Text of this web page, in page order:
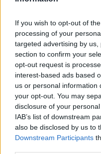
If you wish to opt-out of
processing of your
targeted advertising by
section to confirm your
opt-out request is
interest-based ads based
us or personal information
your opt-out. You may
disclosure of your
IAB’s list of downstream
also be disclosed by us to
Downstream Participants
Holnapután